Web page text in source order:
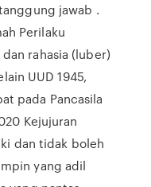
jawab .
Perilaku
rahasia (luber)
UUD 1945,
pada Pancasila
Kejujuran
dan tidak boleh
yang adil